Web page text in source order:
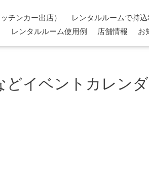
チンカー出店）
レンタルルームで持
レンタルルーム使用例 店舗情報 お
どイベントカレン